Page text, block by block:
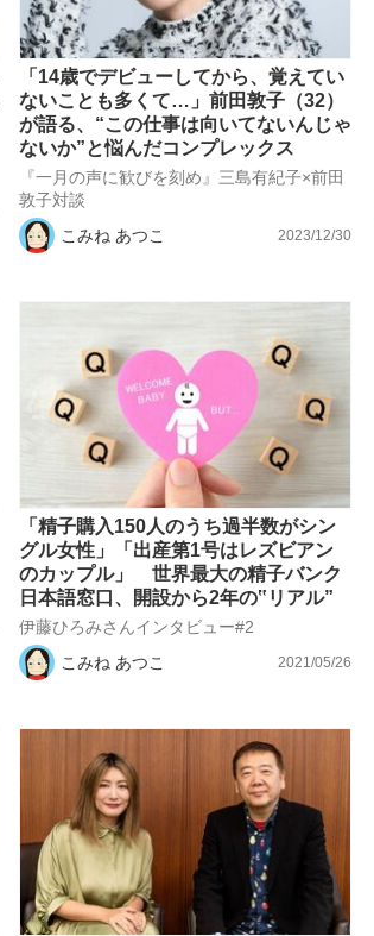
「14歳でデビューしてから、覚えてい
ないことも多くて…」前田敦子（32）
が語る、“この仕事は向いてないんじゃ
ないか”と悩んだコンプレックス
『一月の声に歓びを刻め』三島有紀子×前田
敦子対談
こみね あつこ
2023/12/30
「精子購入150人のうち過半数がシン
グル女性」「出産第1号はレズビアン
のカップル」 世界最大の精子バンク
日本語窓口、開設から2年の‟リアル”
伊藤ひろみさんインタビュー#2
こみね あつこ
2021/05/26